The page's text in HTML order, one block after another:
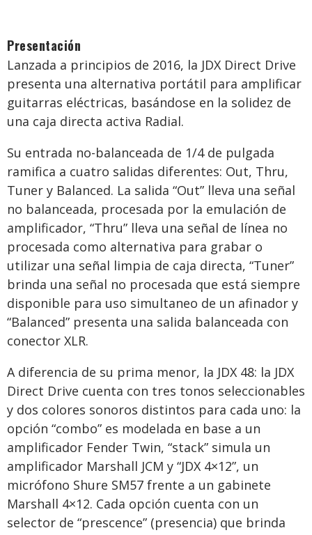
Presentación
Lanzada a principios de 2016, la JDX Direct Drive
presenta una alternativa portátil para amplificar
guitarras eléctricas, basándose en la solidez de
una caja directa activa Radial.
Su entrada no-balanceada de 1/4 de pulgada
ramifica a cuatro salidas diferentes: Out, Thru,
Tuner y Balanced. La salida “Out” lleva una señal
no balanceada, procesada por la emulación de
amplificador, “Thru” lleva una señal de línea no
procesada como alternativa para grabar o
utilizar una señal limpia de caja directa, “Tuner”
brinda una señal no procesada que está siempre
disponible para uso simultaneo de un afinador y
“Balanced” presenta una salida balanceada con
conector XLR.
A diferencia de su prima menor, la JDX 48: la JDX
Direct Drive cuenta con tres tonos seleccionables
y dos colores sonoros distintos para cada uno: la
opción “combo” es modelada en base a un
amplificador Fender Twin, “stack” simula un
amplificador Marshall JCM y “JDX 4×12”, un
micrófono Shure SM57 frente a un gabinete
Marshall 4×12. Cada opción cuenta con un
selector de “prescence” (presencia) que brinda